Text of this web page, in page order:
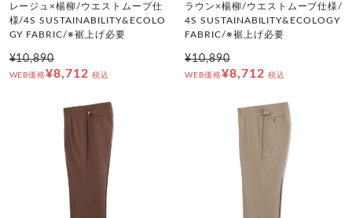
レージュ×楊柳/ウエストムーブ仕
様/4S SUSTAINABILITY&ECOLO
GY FABRIC/※裾上げ必要
¥10,890
WEB価格¥8,712 税込
ラウン×楊柳/ウエストムーブ仕様/
4S SUSTAINABILITY&ECOLOGY
FABRIC/※裾上げ必要
¥10,890
WEB価格¥8,712 税込